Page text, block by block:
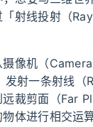
射线投射（
像机（
发射一条射线（
裁剪面（Far
体进行相交运